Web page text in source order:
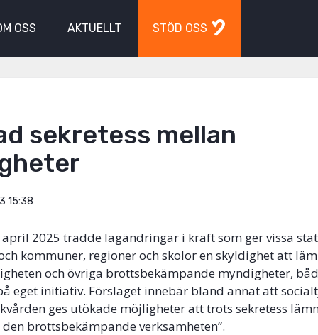
OSS AKTUELLT STÖD OSS
sekretess mellan
15:38
april 2025 trädde lagändringar i kraft som ger vissa
kommuner, regioner och skolor en skyldighet att
och övriga brottsbekämpande myndigheter,
eget initiativ. Förslaget innebär bland annat att
ges utökade möjligheter att trots sekretess
den brottsbekämpande verksamheten”.